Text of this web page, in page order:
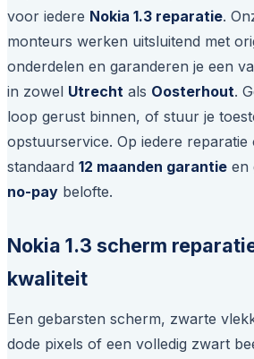
voor iedere Nokia 1.3 reparatie.
monteurs werken uitsluitend met
onderdelen en garanderen je een
in zowel Utrecht als Oosterhout.
loop gerust binnen, of stuur je
opstuurservice. Op iedere reparatie
standaard 12 maanden garantie en
no-pay belofte.
Nokia 1.3 scherm
kwaliteit
Een gebarsten scherm, zwarte
dode pixels of een volledig zwart